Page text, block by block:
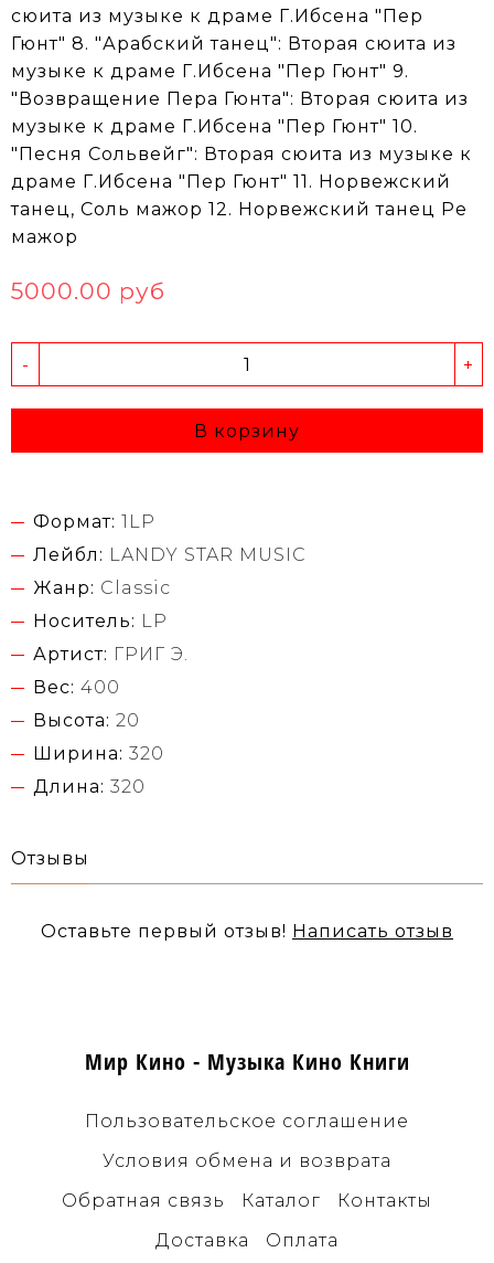
сюита из музыке к драме Г.Ибсена "Пер
Гюнт" 8. "Арабский танец": Вторая сюита из
музыке к драме Г.Ибсена "Пер Гюнт" 9.
"Возвращение Пера Гюнта": Вторая сюита из
музыке к драме Г.Ибсена "Пер Гюнт" 10.
"Песня Сольвейг": Вторая сюита из музыке к
драме Г.Ибсена "Пер Гюнт" 11. Норвежский
танец, Соль мажор 12. Норвежский танец Ре
мажор
5000.00 руб
- +
В корзину
Формат: 1LP
Лейбл: LANDY STAR MUSIC
Жанр: Classic
Носитель: LP
Артист: ГРИГ Э.
Вес: 400
Высота: 20
Ширина: 320
Длина: 320
Отзывы
Оставьте первый отзыв! Написать отзыв
Мир Кино - Музыка Кино Книги
Пользовательское соглашение
Условия обмена и возврата
Обратная связь
Каталог
Контакты
Доставка
Оплата